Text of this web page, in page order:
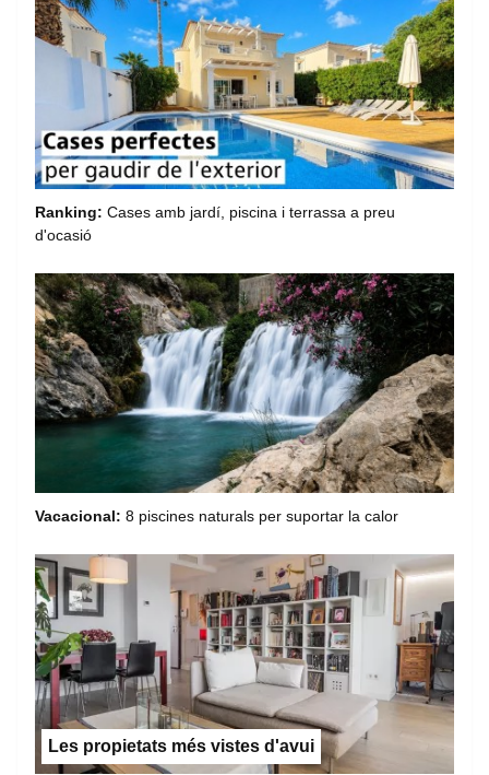
Ranking: Cases amb jardí, piscina i terrassa a preu
d'ocasió
Vacacional: 8 piscines naturals per suportar la calor
Les propietats més vistes d'avui